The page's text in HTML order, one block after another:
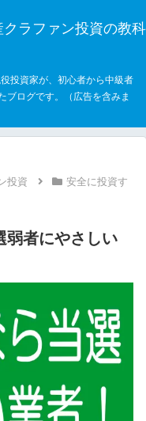
ラファン投資の教科
投資家が、初心者から中級者
ブログです。（広告を含みま
投資
安全に投資す
弱者にやさしい